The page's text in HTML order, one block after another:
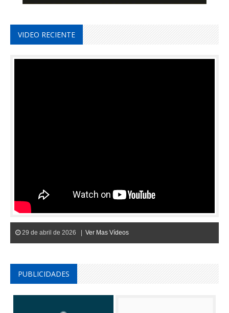
VIDEO RECIENTE
29 de abril de 2026 | Ver Mas Vídeos
PUBLICIDADES